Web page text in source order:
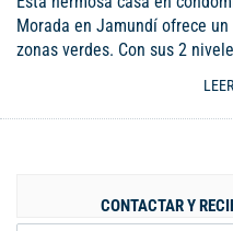
Morada en Jamundí ofrece
zonas verdes. Con sus 2
acabados de madera, esta
áreas verdes, siendo una de
privacidad para toda la
integral, alcoba de servicio
CONTACTAR Y